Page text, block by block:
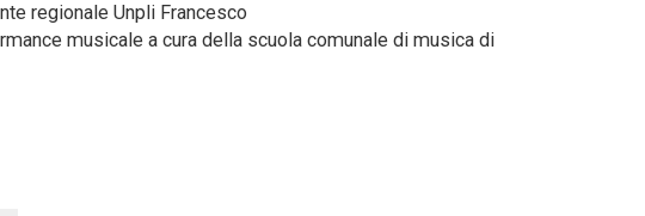
regionale Unpli Francesco
musicale a cura della scuola comunale di musica di